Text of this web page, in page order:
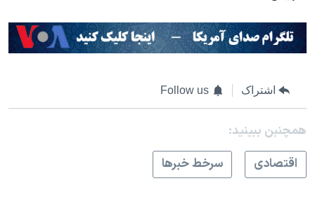
اشتراک Follow us
همچنبن ببینید:
اقتصادی
سرخط خبرها